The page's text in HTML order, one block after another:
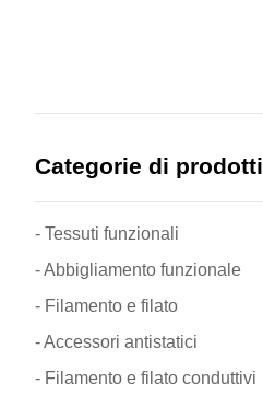
Categorie di prodotti
- Tessuti funzionali
- Abbigliamento funzionale
- Filamento e filato
- Accessori antistatici
- Filamento e filato conduttivi